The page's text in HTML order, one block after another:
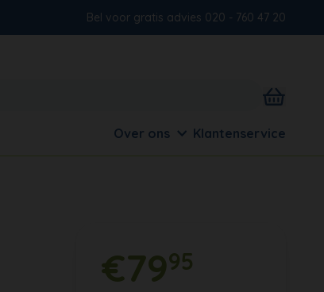
Bel voor gratis advies 020 - 760 47 20
Over ons Klantenservice
€7995